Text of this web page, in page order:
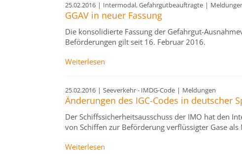
25.02.2016 | Intermodal, Gefahrgutbeauftragte |
GGAV in neuer Fassung
Die konsolidierte Fassung der Gefahrgut-
Beförderungen gilt seit 16. Februar 2016.
Weiterlesen
25.02.2016 | Seeverkehr - IMDG-Code | Meldungen
Änderungen des IGC-Codes in deutscher
Der Schiffssicherheitsausschuss der IMO hat den
von Schiffen zur Beförderung verflüssigter Gase
Weiterlesen